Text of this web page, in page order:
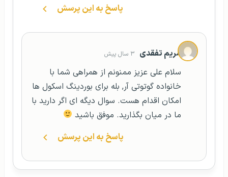
پاسخ به این پرسش
مریم تفقدی ۳ سال پیش
سلام علی عزیز ممنونم از همراهی شما با
خانواده گوتوتی آر, بله برای بوردینگ اسکول ها
امکان اقدام هست. سوال دیگه ای اگر دارید با
ما در میان بگذارید. موفق باشید
پاسخ به این پرسش